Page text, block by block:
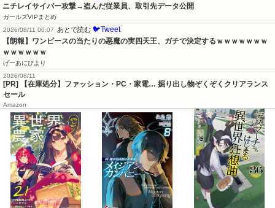
ニチレイサイバー攻撃→盗んだ従業員、取引先データ公開
ガールズVIPまとめ
2026/08/11 00:07
あとで読む 🐦Tweet
【朗報】ワンピースの当たりの悪魔の実四天王、ガチで決定するｗｗｗｗｗｗｗ
ｗｗｗｗｗｗ
げーあにびより
2026/08/11
[PR] 【在庫処分】ファッション・PC・家電… 掘り出し物ぞくぞくクリアランス
セール
Amazon